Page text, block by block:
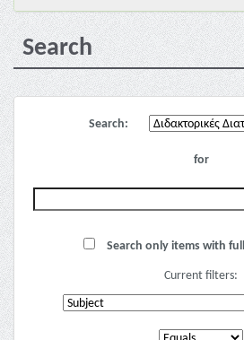
Search
Search:
for
Search only items with
Current filters: